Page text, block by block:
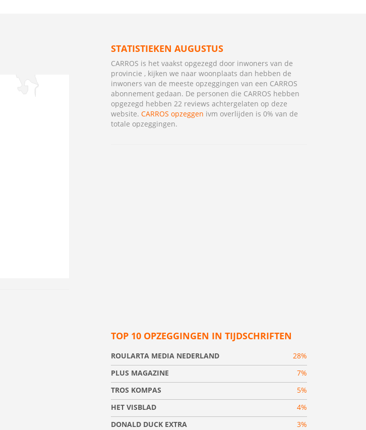
STATISTIEKEN AUGUSTUS
CARROS is het vaakst opgezegd door inwoners van de
provincie , kijken we naar woonplaats dan hebben de
inwoners van de meeste opzeggingen van een CARROS
abonnement gedaan. De personen die CARROS hebben
opgezegd hebben 22 reviews achtergelaten op deze
website. CARROS opzeggen ivm overlijden is 0% van de
totale opzeggingen.
TOP 10 OPZEGGINGEN IN TIJDSCHRIFTEN
ROULARTA MEDIA NEDERLAND
28%
PLUS MAGAZINE
7%
TROS KOMPAS
5%
HET VISBLAD
4%
DONALD DUCK EXTRA
3%